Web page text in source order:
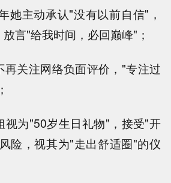
她主动承认"没有以前自信"，
言"给我时间，必回巅峰"；
再关注网络负面评价，"专注过
视为"50岁生日礼物"，接受"开
险，视其为"走出舒适圈"的仪